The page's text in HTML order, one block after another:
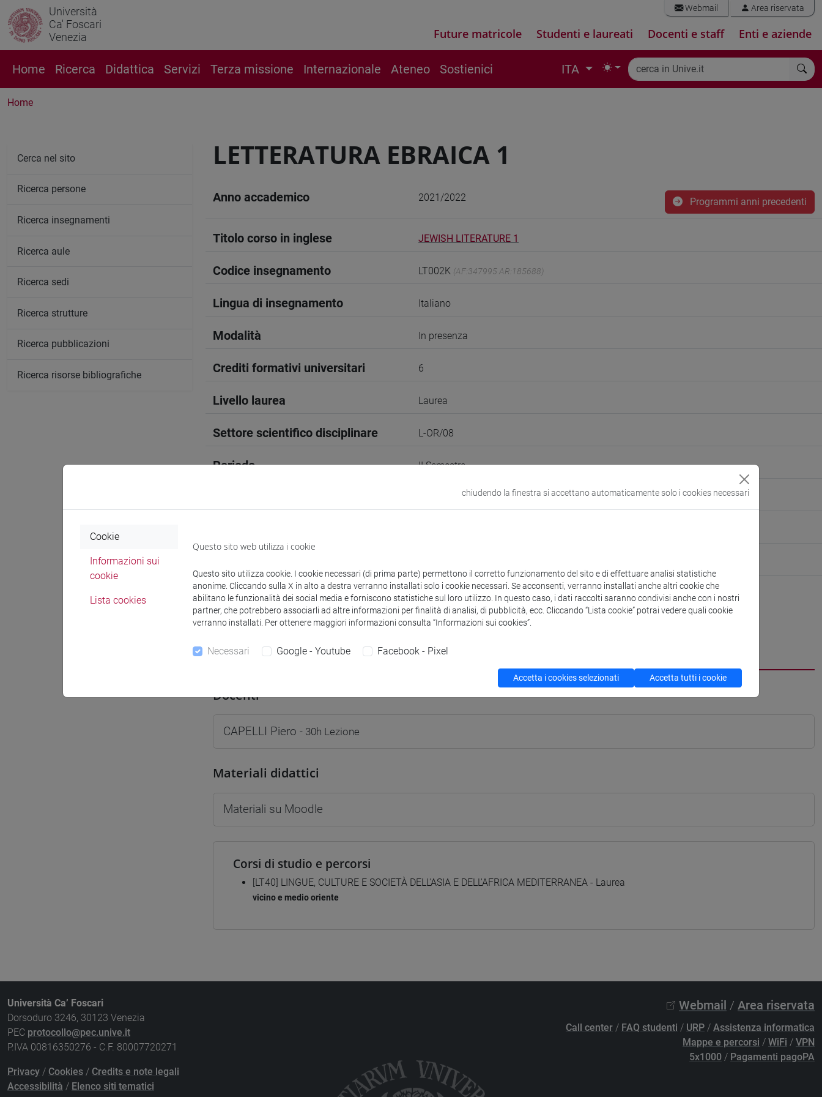
Università
Ca' Foscari
Venezia
Webmail Area riservata
Future matricole Studenti e laureati Docenti e staff Enti e aziende
Home Ricerca Didattica Servizi Terza missione Internazionale Ateneo Sostienici ITA
Home
LETTERATURA EBRAICA 1
Anno accademico 2021/2022 Programmi anni precedenti
Titolo corso in inglese JEWISH LITERATURE 1
Codice insegnamento LT002K (AF:347995 AR:185688)
Lingua di insegnamento Italiano
Modalità In presenza
Crediti formativi universitari 6
Livello laurea Laurea
Settore scientifico disciplinare L-OR/08
Periodo II Semestre
Docenti e corsi di laurea Programma
Docenti
CAPELLI Piero - 30h Lezione
Materiali didattici
Materiali su Moodle
Corsi di studio e percorsi
[LT40] LINGUE, CULTURE E SOCIETÀ DELL'ASIA E DELL'AFRICA MEDITERRANEA - Laurea
vicino e medio oriente
Cerca nel sito
Ricerca persone
Ricerca insegnamenti
Ricerca aule
Ricerca sedi
Ricerca strutture
Ricerca pubblicazioni
Ricerca risorse bibliografiche
Università Ca’ Foscari
Dorsoduro 3246, 30123 Venezia
PEC protocollo@pec.unive.it
P.IVA 00816350276 - C.F. 80007720271
Privacy / Cookies / Credits e note legali
Accessibilità / Elenco siti tematici
Webmail / Area riservata
Call center / FAQ studenti / URP / Assistenza informatica
Mappe e percorsi / WiFi / VPN
5x1000 / Pagamenti pagoPA
chiudendo la finestra si accettano automaticamente solo i cookies necessari
Cookie
Informazioni sui
cookie
Lista cookies
Questo sito web utilizza i cookie
Questo sito utilizza cookie. I cookie necessari (di prima parte) permettono il corretto funzionamento del sito e di effettuare analisi statistiche
anonime. Cliccando sulla X in alto a destra verranno installati solo i cookie necessari. Se acconsenti, verranno installati anche altri cookie che
abilitano le funzionalità dei social media e forniscono statistiche sul loro utilizzo. In questo caso, i dati raccolti saranno condivisi anche con i nostri
partner, che potrebbero associarli ad altre informazioni per finalità di analisi, di pubblicità, ecc. Cliccando “Lista cookie” potrai vedere quali cookie
verranno installati. Per ottenere maggiori informazioni consulta “Informazioni sui cookies”.
Necessari Google - Youtube Facebook - Pixel
Accetta i cookies selezionati Accetta tutti i cookie